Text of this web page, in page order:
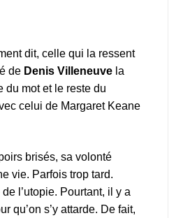
dit, celle qui la ressent
de Denis Villeneuve la
du mot et le reste du
celui de Margaret Keane
brisés, sa volonté
vie. Parfois trop tard.
l’utopie. Pourtant, il y a
qu’on s’y attarde. De fait,